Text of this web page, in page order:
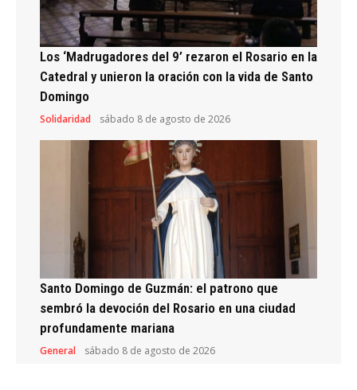
Los ‘Madrugadores del 9’ rezaron el Rosario en la
Catedral y unieron la oración con la vida de Santo
Domingo
Solidaridad sábado 8 de agosto de 2026
Santo Domingo de Guzmán: el patrono que
sembró la devoción del Rosario en una ciudad
profundamente mariana
General sábado 8 de agosto de 2026